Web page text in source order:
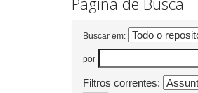
Buscar em:
por
Filtros correntes: